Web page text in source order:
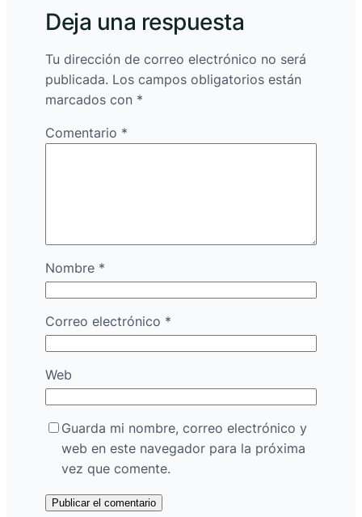
Deja una respuesta
Tu dirección de correo electrónico no será
publicada. Los campos obligatorios están
marcados con *
Comentario *
Nombre *
Correo electrónico *
Web
Guarda mi nombre, correo electrónico y
web en este navegador para la próxima
vez que comente.